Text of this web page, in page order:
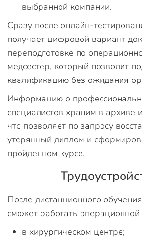
выбранной компании.
Сразу после онлайн-
получает цифровой вариант
переподготовке по
медсестер, который позволит
квалификацию без ожидания
Информацию о
специалистов храним в архиве
что позволяет по запросу
утерянный диплом и
пройденном курсе.
После дистанционного
сможет работать операционной
в хирургическом центре;